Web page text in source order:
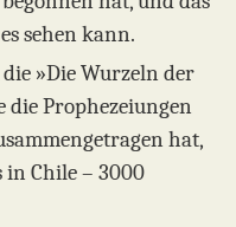
sehen kann.
»Die Wurzeln der
Prophezeiungen
hat,
in Chile – 3000